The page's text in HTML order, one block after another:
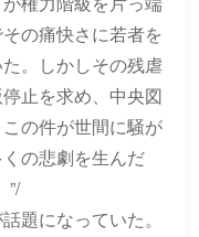
の痛快さに若者を
。しかしその残虐
止を求め、中央図
の件が世間に騒が
の悲劇を生んだ
”/
題になっていた。